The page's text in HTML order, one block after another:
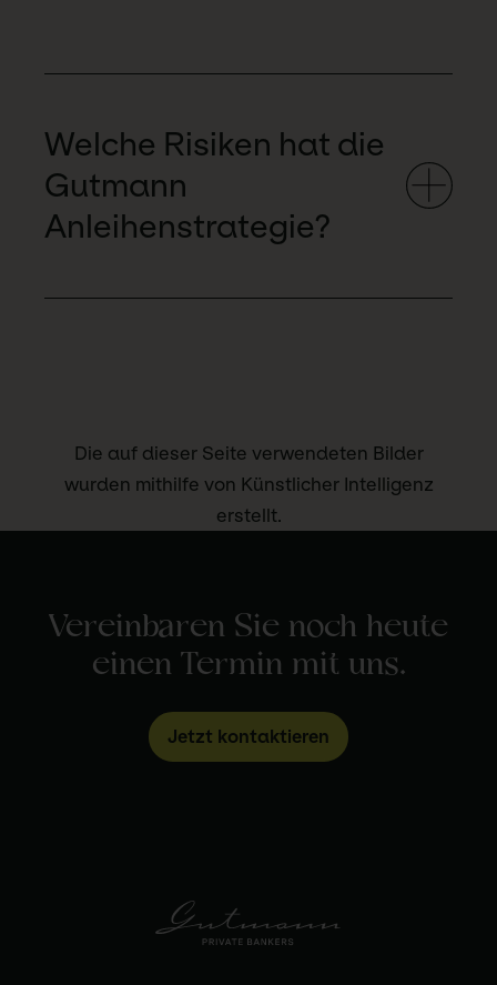
Welche Risiken hat die
Gutmann
Anleihenstrategie?
Die auf dieser Seite verwendeten Bilder
wurden mithilfe von Künstlicher Intelligenz
erstellt.
Vereinbaren Sie noch heute
einen Termin mit uns.
Jetzt kontaktieren